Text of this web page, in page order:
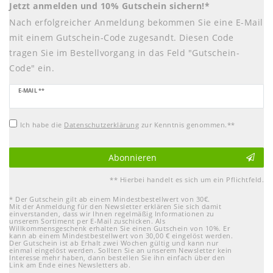
Jetzt anmelden und 10% Gutschein sichern!*
Nach erfolgreicher Anmeldung bekommen Sie eine E-Mail
mit einem Gutschein-Code zugesandt. Diesen Code
tragen Sie im Bestellvorgang in das Feld "Gutschein-
Code" ein.
E-MAIL **
Newsletter
Honig
Ich habe die Daten­schutz­erklärung zur Kenntnis genommen.**
Abonnieren
** Hierbei handelt es sich um ein Pflichtfeld.
* Der Gutschein gilt ab einem Mindestbestellwert von 30€.
Mit der Anmeldung für den Newsletter erklären Sie sich damit
einverstanden, dass wir Ihnen regelmäßig Informationen zu
unserem Sortiment per E-Mail zuschicken. Als
Willkommensgeschenk erhalten Sie einen Gutschein von 10%. Er
kann ab einem Mindestbestellwert von 30,00 € eingelöst werden.
Der Gutschein ist ab Erhalt zwei Wochen gültig und kann nur
einmal eingelöst werden. Sollten Sie an unserem Newsletter kein
Interesse mehr haben, dann bestellen Sie ihn einfach über den
Link am Ende eines Newsletters ab.